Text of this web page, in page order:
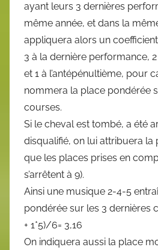
ayant leurs 3 dernières
même année, et dans la
appliquera alors un
3 à la dernière performance, 2
et 1 à l’antépénultième, pour
nommera la place pondérée
courses.
Si le cheval est tombé, a été
disqualifié, on lui attribuera la
que les places prises en
s’arrêtent à 9).
Ainsi une musique 2-4-5
pondérée sur les 3 dernières
+ 1*5)/6= 3,16
On indiquera aussi la place